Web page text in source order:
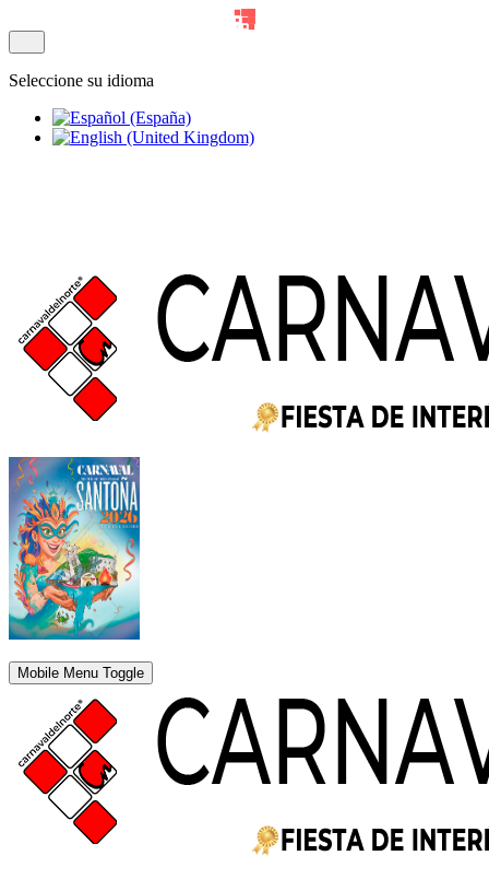
Seleccione su idioma
Mobile Menu Toggle